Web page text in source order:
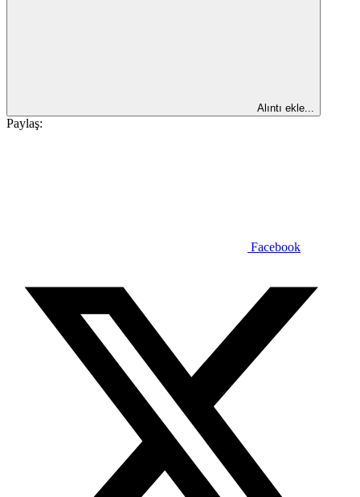
Alıntı ekle...
Paylaş:
Facebook